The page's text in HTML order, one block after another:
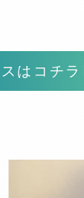
はコチラ